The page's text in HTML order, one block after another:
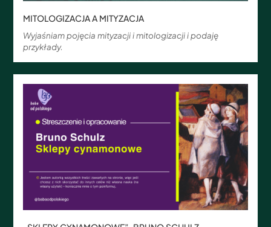
MITOLOGIZACJA A MITYZACJA
Wyjaśniam pojęcia mityzacji i mitologizacji i podaję
przykłady.